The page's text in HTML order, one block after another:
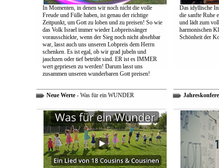
In Momenten, in denen wir noch nicht die volle
Freude und Fülle haben, ist genau der richtige
Zeitpunkt, um Gott zu loben und zu preisen! So wie
das Volk Israel immer wieder Lobpreissänger
vorausschickte, wenn der Sieg noch nicht absehbar
war, lasst auch uns unseren Lobpreis dem Herrn
schenken. Es ist egal, ob wir grad jubeln und
jauchzen oder tief betrübt sind. ER ist es IMMER
wert gepriesen zu werden! Darum lasst uns
zusammen unseren wunderbaren Gott preisen!
Das idyllische
die sanfte Ruhe
und lädt zum
harmonischen
Schönheit der
Neue Werte- Was für ein WUNDER